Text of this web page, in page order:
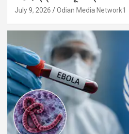
July 9, 2026 Odian Media Network1